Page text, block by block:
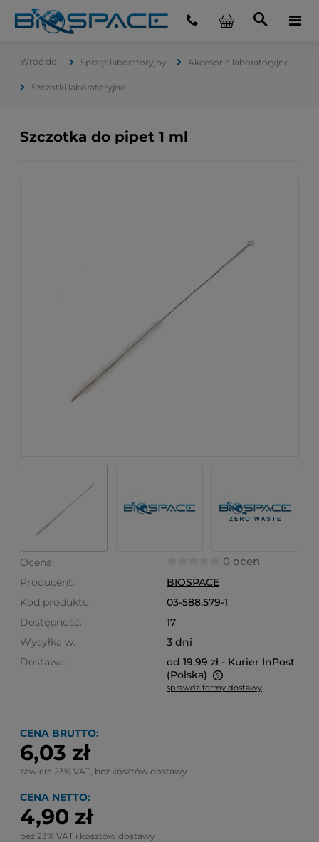
Sprzęt laboratoryjny Akcesoria laboratoryjne
Szczotki laboratoryjne
Szczotka do pipet 1 ml
Ocena: 0 ocen
Producent:
BIOSPACE
Kod produktu:
03-588.579-1
Dostępność:
17
Wysyłka w:
3 dni
Dostawa:
od 19,99 zł - Kurier InPost
(Polska)
Cena nie zawiera ewentualnych kosztów płatności
sprawdź formy dostawy
CENA BRUTTO:
6,03 zł
zawiera 23% VAT, bez kosztów dostawy
CENA NETTO:
4,90 zł
bez 23% VAT i kosztów dostawy